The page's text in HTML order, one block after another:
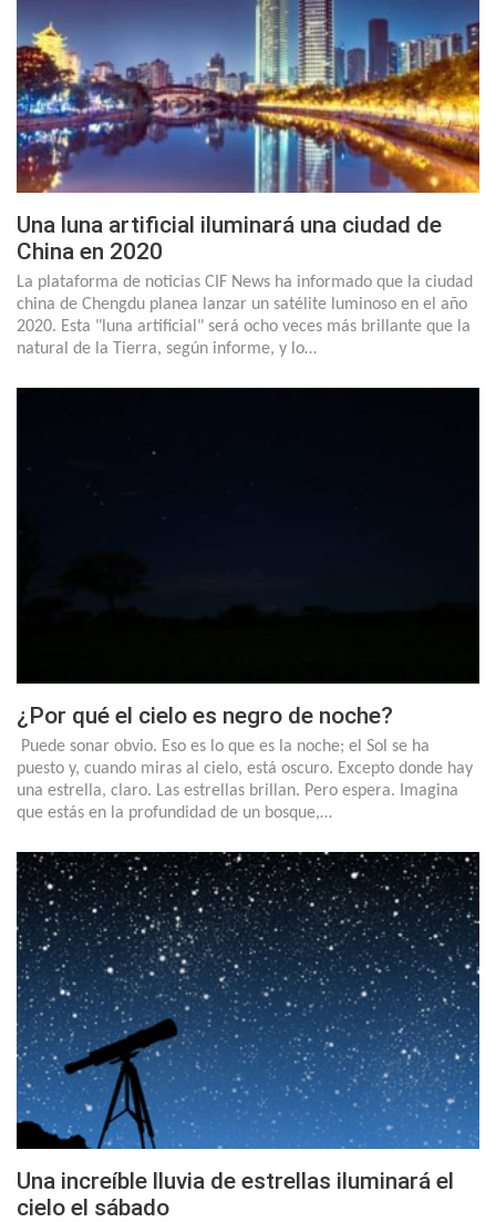
Una luna artificial iluminará una ciudad de
China en 2020
La plataforma de noticias CIF News ha informado que la ciudad
china de Chengdu planea lanzar un satélite luminoso en el año
2020. Esta "luna artificial" será ocho veces más brillante que la
natural de la Tierra, según informe, y lo…
¿Por qué el cielo es negro de noche?
Puede sonar obvio. Eso es lo que es la noche; el Sol se ha
puesto y, cuando miras al cielo, está oscuro. Excepto donde hay
una estrella, claro. Las estrellas brillan. Pero espera. Imagina
que estás en la profundidad de un bosque,…
Una increíble lluvia de estrellas iluminará el
cielo el sábado